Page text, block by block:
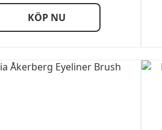
KÖP NU